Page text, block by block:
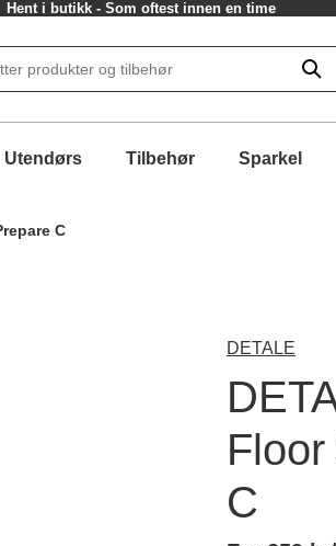
Hent i butikk - Som oftest innen en time
Utendørs Tilbehør Sparkel
C
DETALE
C